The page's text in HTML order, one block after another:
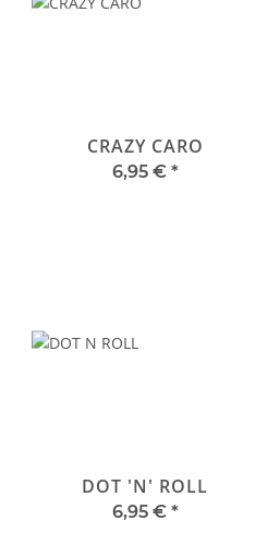
CRAZY CARO
6,95 € *
DOT 'N' ROLL
6,95 € *